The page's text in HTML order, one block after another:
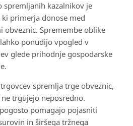
spremljanih kazalnikov je
primerja donose med
obveznic. Spremembe oblike
ponudijo vpogled v
glede prihodnje gospodarske
spremlja trge obveznic,
trgujejo neposredno.
pomagajo pojasniti
in širšega tržnega